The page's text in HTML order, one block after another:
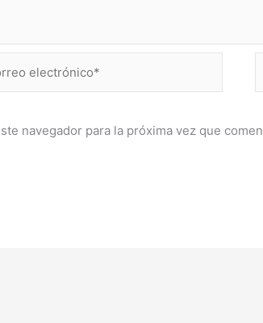
navegador para la próxima vez que